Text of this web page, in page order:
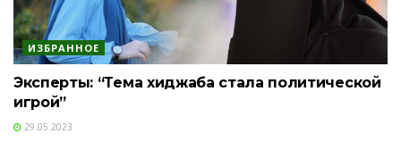
ИЗБРАННОЕ
Эксперты: “Тема хиджаба стала политической
игрой”
29.05.2023